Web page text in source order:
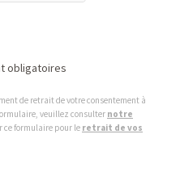
obligatoires
de retrait de votre consentement à
veuillez consulter notre
ce formulaire pour le retrait de vos